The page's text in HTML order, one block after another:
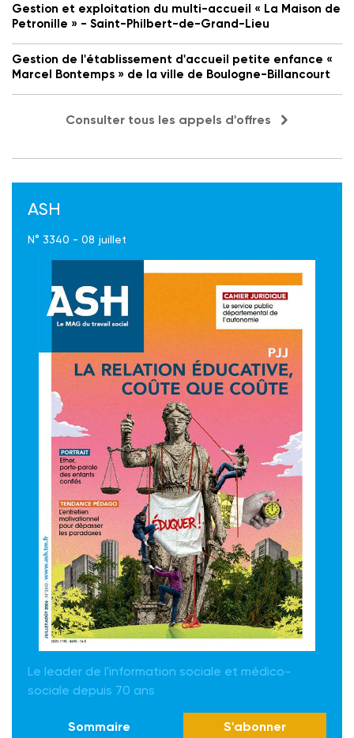
Gestion et exploitation du multi-accueil « La Maison de
Petronille » - Saint-Philbert-de-Grand-Lieu
Gestion de l'établissement d'accueil petite enfance «
Marcel Bontemps » de la ville de Boulogne-Billancourt
Consulter tous les appels d'offres
ASH
N° 3340 - 08 juillet
Le leader de l'information sociale et médico-
sociale depuis 70 ans
Sommaire S'abonner